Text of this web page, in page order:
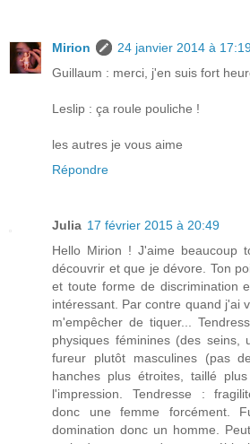
Mirion
24 janvier 2014 à
Guillaum : merci, j'en suis fort
Leslip : ça roule pouliche !
les autres je vous aime
Répondre
Julia 17 février 2015 à 20:49
Hello Mirion ! J'aime beaucoup
découvrir et que je dévore. Ton
et toute forme de discrimination
intéressant. Par contre quand j'ai
m'empêcher de tiquer...
physiques féminines (des seins,
fureur plutôt masculines (pas
hanches plus étroites, taillé
l'impression. Tendresse :
donc une femme forcément.
domination donc un homme.